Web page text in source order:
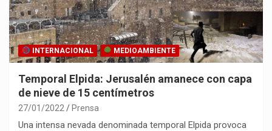
INTERNACIONAL MEDIOAMBIENTE
Temporal Elpida: Jerusalén amanece con capa
de nieve de 15 centímetros
27/01/2022 Prensa
Una intensa nevada denominada temporal Elpida provoca